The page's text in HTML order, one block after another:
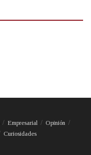
Empresarial
Opinión
Curiosidades